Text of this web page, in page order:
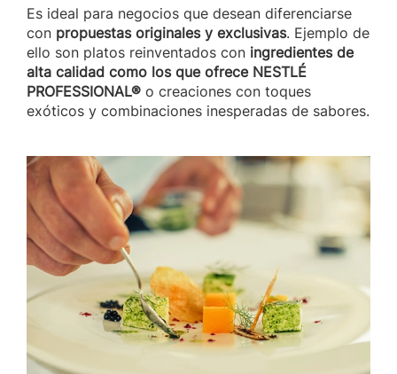
Es ideal para negocios que desean diferenciarse
con propuestas originales y exclusivas. Ejemplo de
ello son platos reinventados con ingredientes de
alta calidad como los que ofrece NESTLÉ
PROFESSIONAL® o creaciones con toques
exóticos y combinaciones inesperadas de sabores.